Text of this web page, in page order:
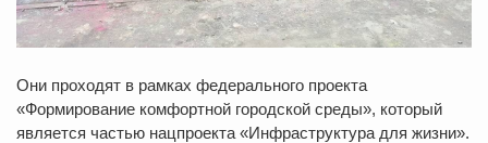
Они проходят в рамках федерального проекта
«Формирование комфортной городской среды», который
является частью нацпроекта «Инфраструктура для жизни».